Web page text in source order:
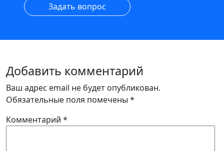
Задать вопрос
Добавить комментарий
Ваш адрес email не будет опубликован.
Обязательные поля помечены *
Комментарий *